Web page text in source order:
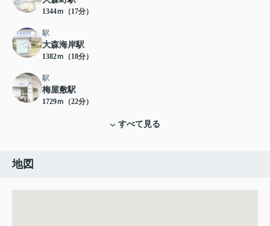
1344ｍ（17分）
駅
大森海岸駅
1382ｍ（18分）
駅
梅屋敷駅
1729ｍ（22分）
すべて見る
地図